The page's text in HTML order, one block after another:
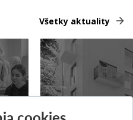
Všetky aktuality